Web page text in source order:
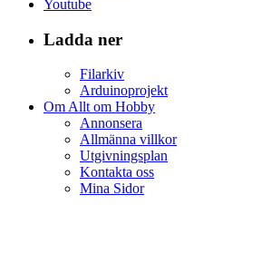
Youtube
Ladda ner
Filarkiv
Arduinoprojekt
Om Allt om Hobby
Annonsera
Allmänna villkor
Utgivningsplan
Kontakta oss
Mina Sidor